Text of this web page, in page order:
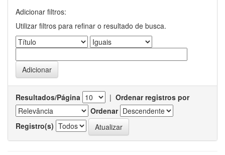
Adicionar filtros:
Utilizar filtros para refinar o resultado de busca.
Resultados/Página | Ordenar registros por
Ordenar
Registro(s)